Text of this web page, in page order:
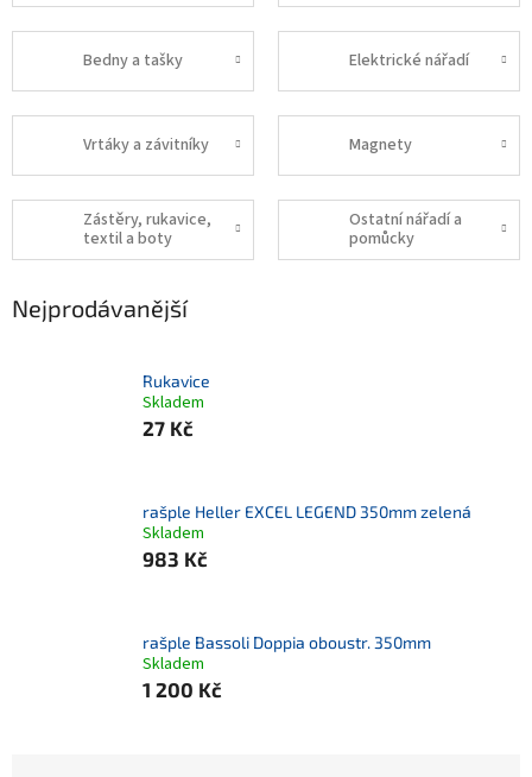
Bedny a tašky Elektrické nářadí
Vrtáky a závitníky Magnety
Zástěry, rukavice,
textil a boty
Ostatní nářadí a
pomůcky
Nejprodávanější
Rukavice
Skladem
27 Kč
rašple Heller EXCEL LEGEND 350mm zelená
Skladem
983 Kč
rašple Bassoli Doppia oboustr. 350mm
Skladem
1 200 Kč